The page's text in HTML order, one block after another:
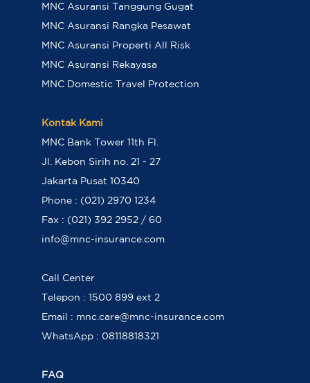
MNC Asuransi Tanggung Gugat
MNC Asuransi Rangka Pesawat
MNC Asuransi Properti All Risk
MNC Asuransi Rekayasa
MNC Domestic Travel Protection
Kontak Kami
MNC Bank Tower 11th Fl.
Jl. Kebon Sirih no. 21 - 27
Jakarta Pusat 10340
Phone : (021) 2970 1234
Fax : (021) 392 2952 / 60
info@mnc-insurance.com
Call Center
Telepon : 1500 899 ext 2
Email : mnc.care@mnc-insurance.com
WhatsApp : 08118818321
FAQ